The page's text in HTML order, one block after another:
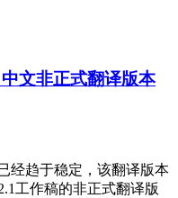
文非正式翻译版本
经趋于稳定，该翻译版本
工作稿的非正式翻译版